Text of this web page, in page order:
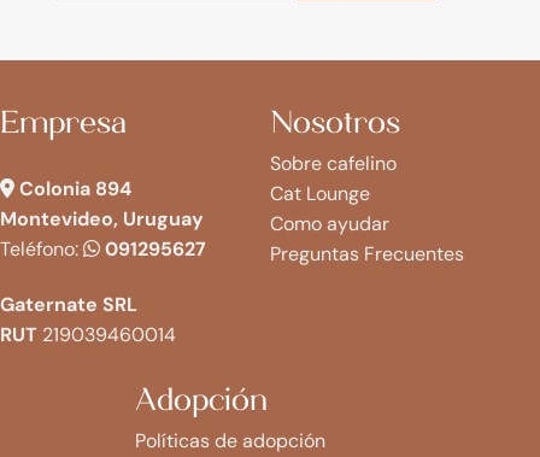
Empresa
Colonia 894
Montevideo, Uruguay
Teléfono:
091295627
Gaternate SRL
RUT 219039460014
Nosotros
Sobre cafelino
Cat Lounge
Como ayudar
Preguntas Frecuentes
Adopción
Políticas de adopción